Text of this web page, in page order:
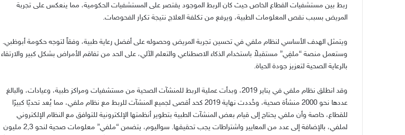
ربط بين مستشفيات القطاع الخاص حيث كان الربط الموجود يقتصر على المستشفيات الحكومية، مما ينعكس على تجربة
المريض بسبب نقص المعلومات الطبية، ويرفع من تكلفة العلاج نتيجة تكرار الفحوصات.
ويتمثل الهدف الأساسي لنظام ملفي في تحسين تجربة المريض وحصوله على أفضل رعاية طبية، وفقاً لتوجه حكومة أبوظبي.
وستعمل منصة “ملفِي” مستقبلاً باستخدام الذكاء الاصطناعي والتعلم الآلي، على الحد من تفاقم الأمراض بشكل كبير والارتقاء
بالرعاية الصحية لتعزيز جودة الحياة.
وقد انطلق نظام ملفي في يناير 2019، وبدأت عملية الربط للمنشآت الصحية من مستشفيات ومراكز طبية، وعيادات، والبالغ
عددها نحو 2000 منشأة صحية، وحُددت نهاية 2019 كحد أقصى لجميع المنشآت للربط مع نظام ملفي، مما يُعد تحديًا كبيرًا
للقطاع، خاصة وأن ملفي يحتاج إلى قيام بعض المنشآت الطبية بتطوير أنظمتها الإلكترونية للتوافق مع النظام الإلكتروني
لملفي، بالإضافة إلى عدد من المعايير واشتراطات يجب تحقيقها. سواليوم، يتضمن “ملفي” معلومات صحية لنحو 2,3 مليون